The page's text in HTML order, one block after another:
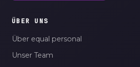
ÜBER UNS
Über equal personal
Unser Team